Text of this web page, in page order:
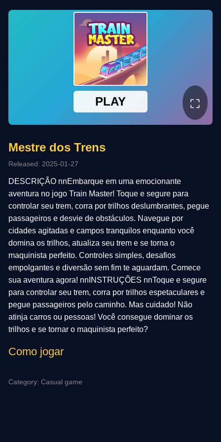
⛶
Mestre dos Trens
Released: 2025-01-27
DESCRIÇÃO nnEmbarque em uma emocionante
aventura no jogo Train Master! Toque e segure para
controlar seu trem, corra por trilhos deslumbrantes, pegue
passageiros e desvie de obstáculos. Navegue por
cidades agitadas e campos tranquilos enquanto você
domina os trilhos, atualiza seu trem e se torna o
maquinista perfeito. Controles simples, desafios
empolgantes e diversão sem fim te aguardam. Comece
sua aventura agora! nnINSTRUÇÕES nnToque e segure
para controlar seu trem, corra por trilhos espetaculares e
pegue passageiros pelo caminho. Mas cuidado! Não
atinja carros ou pessoas! Você consegue dominar os
trilhos e se tornar o maquinista perfeito?
Como jogar
Category: Casual game